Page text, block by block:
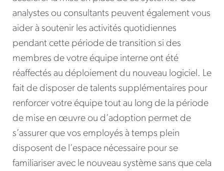
analystes ou consultants peuvent également vous
aider à soutenir les activités quotidiennes
pendant cette période de transition si des
membres de votre équipe interne ont été
réaffectés au déploiement du nouveau logiciel. Le
fait de disposer de talents supplémentaires pour
renforcer votre équipe tout au long de la période
de mise en œuvre ou d’adoption permet de
s’assurer que vos employés à temps plein
disposent de l’espace nécessaire pour se
familiariser avec le nouveau système sans que cela